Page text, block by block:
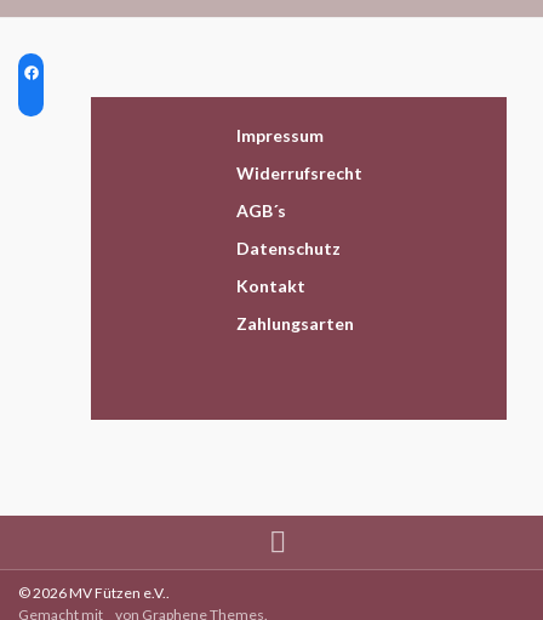
Impressum
Widerrufsrecht
AGB´s
Datenschutz
Kontakt
Zahlungsarten
© 2026 MV Fützen e.V..
Gemacht mit
von Graphene Themes.